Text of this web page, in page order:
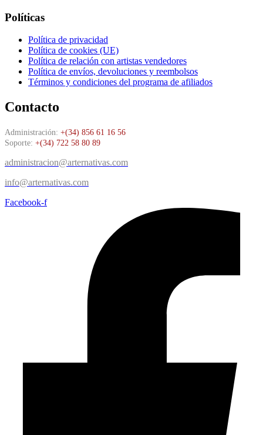
Políticas
Política de privacidad
Política de cookies (UE)
Política de relación con artistas vendedores
Política de envíos, devoluciones y reembolsos
Términos y condiciones del programa de afiliados
Contacto
Administración: +(34) 856 61 16 56
Soporte: +(34) 722 58 80 89
administracion@arternativas.com
info@arternativas.com
Facebook-f